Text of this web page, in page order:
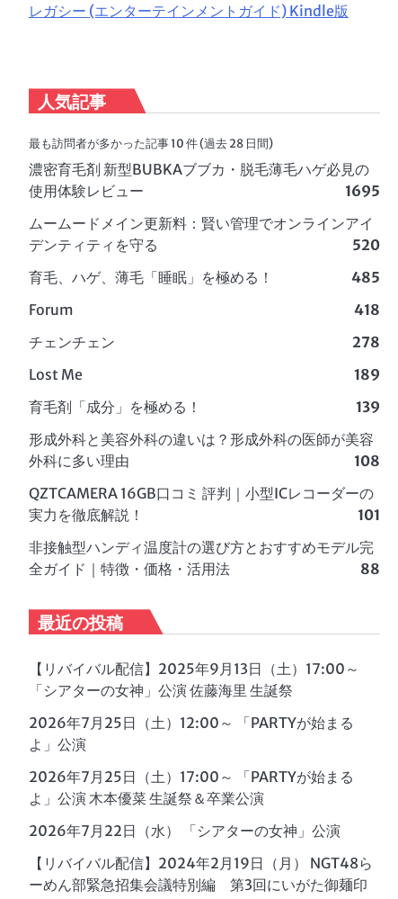
レガシー (エンターテインメントガイド) Kindle版
人気記事
最も訪問者が多かった記事 10 件 (過去 28 日間)
濃密育毛剤 新型BUBKAブブカ・脱毛薄毛ハゲ必見の
使用体験レビュー
1695
ムームードメイン更新料：賢い管理でオンラインアイ
デンティティを守る
520
育毛、ハゲ、薄毛「睡眠」を極める！
485
Forum
418
チェンチェン
278
Lost Me
189
育毛剤「成分」を極める！
139
形成外科と美容外科の違いは？形成外科の医師が美容
外科に多い理由
108
QZTCAMERA 16GB口コミ 評判｜小型ICレコーダーの
実力を徹底解説！
101
非接触型ハンディ温度計の選び方とおすすめモデル完
全ガイド｜特徴・価格・活用法
88
最近の投稿
【リバイバル配信】2025年9月13日（土）17:00～
「シアターの女神」公演 佐藤海里 生誕祭
2026年7月25日（土）12:00～ 「PARTYが始まる
よ」公演
2026年7月25日（土）17:00～ 「PARTYが始まる
よ」公演 木本優菜 生誕祭＆卒業公演
2026年7月22日（水） 「シアターの女神」公演
【リバイバル配信】2024年2月19日（月） NGT48ら
ーめん部緊急招集会議特別編 第3回にいがた御麺印